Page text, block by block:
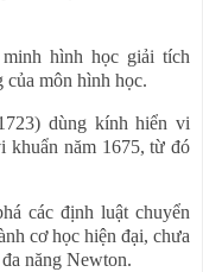
minh hình học giải tích
của môn hình học.
dùng kính hiển vi
khuẩn năm 1675, từ đó
các định luật chuyển
cơ học hiện đại, chưa
năng Newton.